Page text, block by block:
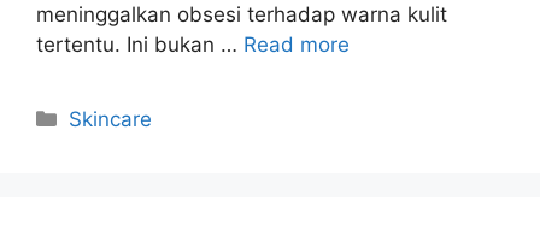
meninggalkan obsesi terhadap warna kulit
tertentu. Ini bukan … Read more
Kategori
Skincare